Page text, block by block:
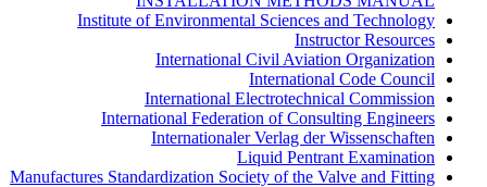
Institute of Environmental Sciences and Technology
Instructor Resources
International Civil Aviation Organization
International Code Council
International Electrotechnical Commission
International Federation of Consulting Engineers
Internationaler Verlag der Wissenschaften
Liquid Pentrant Examination
Manufactures Standardization Society of the Valve and Fitting